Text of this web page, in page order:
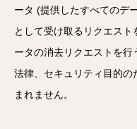
ータ (提供したすべてのデ
として受け取るリクエス
ータの消去リクエストを行
法律、セキュリティ目的の
まれません。